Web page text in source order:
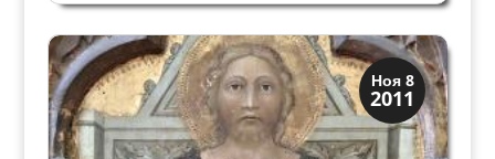
отцом он упоминается в архивных документах в
1472, 1481 и 1491 гг. В Вероне почти всегда...
Ноя 8
2011
Искусство
Художники